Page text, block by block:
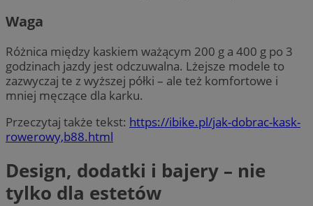
Waga
Różnica między kaskiem ważącym 200 g a 400 g po 3
godzinach jazdy jest odczuwalna. Lżejsze modele to
zazwyczaj te z wyższej półki – ale też komfortowe i
mniej męczące dla karku.
Przeczytaj także tekst: https://ibike.pl/jak-dobrac-kask-
rowerowy,b88.html
Design, dodatki i bajery – nie
tylko dla estetów